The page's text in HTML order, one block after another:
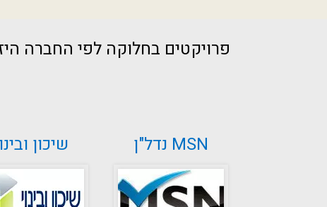
פרויקטים בחלוקה לפי החברה
שיכון MSN נדל"ן